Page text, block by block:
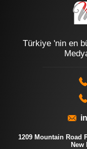
Türkiye 'nin en
1209 Mountain Road
New